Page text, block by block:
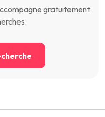
gratuitement